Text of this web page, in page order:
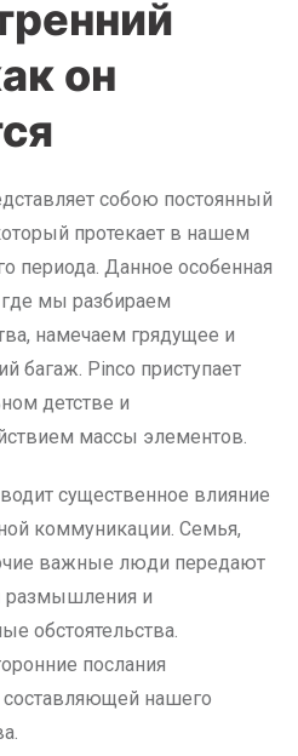
он
собою постоянный
протекает в нашем
периода. Данное особенная
мы разбираем
намечаем грядущее и
Pinco приступает
детстве и
массы элементов.
существенное влияние
коммуникации. Семья,
важные люди передают
и
обстоятельства.
послания
составляющей нашего